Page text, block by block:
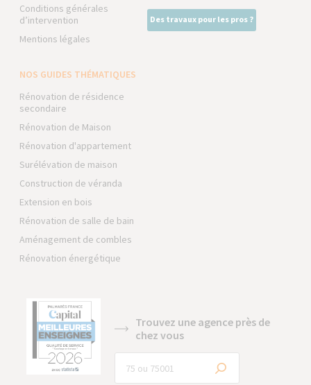
Conditions générales
d’intervention
Mentions légales
Des travaux pour les pros ?
NOS GUIDES THÉMATIQUES
Rénovation de résidence
secondaire
Rénovation de Maison
Rénovation d'appartement
Surélévation de maison
Construction de véranda
Extension en bois
Rénovation de salle de bain
Aménagement de combles
Rénovation énergétique
Trouvez une agence près de
chez vous